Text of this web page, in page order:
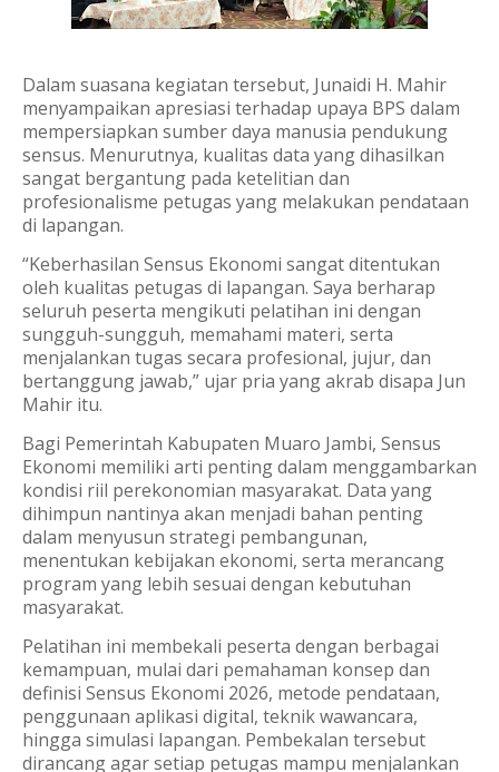
Dalam suasana kegiatan tersebut, Junaidi H. Mahir
menyampaikan apresiasi terhadap upaya BPS dalam
mempersiapkan sumber daya manusia pendukung
sensus. Menurutnya, kualitas data yang dihasilkan
sangat bergantung pada ketelitian dan
profesionalisme petugas yang melakukan pendataan
di lapangan.
“Keberhasilan Sensus Ekonomi sangat ditentukan
oleh kualitas petugas di lapangan. Saya berharap
seluruh peserta mengikuti pelatihan ini dengan
sungguh-sungguh, memahami materi, serta
menjalankan tugas secara profesional, jujur, dan
bertanggung jawab,” ujar pria yang akrab disapa Jun
Mahir itu.
Bagi Pemerintah Kabupaten Muaro Jambi, Sensus
Ekonomi memiliki arti penting dalam menggambarkan
kondisi riil perekonomian masyarakat. Data yang
dihimpun nantinya akan menjadi bahan penting
dalam menyusun strategi pembangunan,
menentukan kebijakan ekonomi, serta merancang
program yang lebih sesuai dengan kebutuhan
masyarakat.
Pelatihan ini membekali peserta dengan berbagai
kemampuan, mulai dari pemahaman konsep dan
definisi Sensus Ekonomi 2026, metode pendataan,
penggunaan aplikasi digital, teknik wawancara,
hingga simulasi lapangan. Pembekalan tersebut
dirancang agar setiap petugas mampu menjalankan